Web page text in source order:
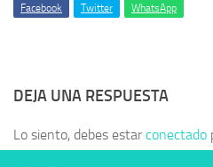
Facebook Twitter WhatsApp
DEJA UNA RESPUESTA
Lo siento, debes estarconectado